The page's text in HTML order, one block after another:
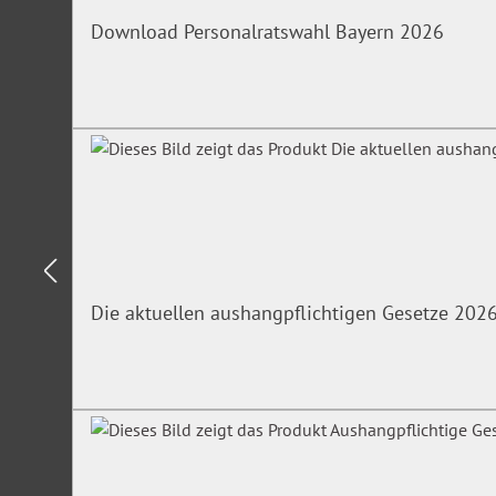
Download Personalratswahl Bayern 2026
Die aktuellen aushangpflichtigen Gesetze